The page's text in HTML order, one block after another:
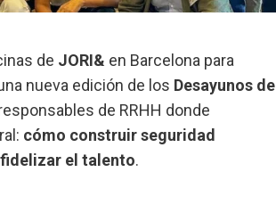
de JORI& en Barcelona para
nueva edición de los Desayunos de
de RRHH donde
cómo construir seguridad
el talento.